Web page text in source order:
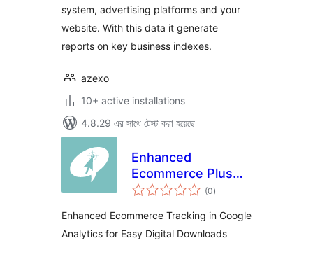
system, advertising platforms and your
website. With this data it generate
reports on key business indexes.
azexo
10+ active installations
4.8.29 এর সাথে টেস্ট করা হয়েছে
Enhanced
Ecommerce Plus
for Easy Digital
(0total
ratings
)
Enhanced Ecommerce Tracking in Google
Analytics for Easy Digital Downloads